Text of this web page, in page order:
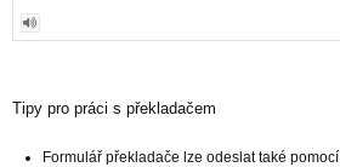
Tipy pro práci s překladačem
Formulář překladače lze odeslat také pomocí